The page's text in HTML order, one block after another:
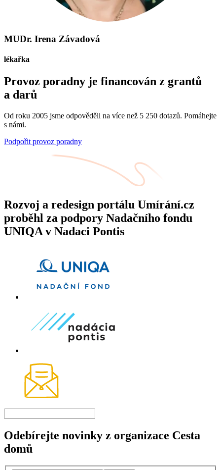
MUDr. Irena Závadová
lékařka
Provoz poradny je financován z grantů
a darů
Od roku 2005 jsme odpověděli na více než 5 250 dotazů. Pomáhejte
s námi.
Podpořit provoz poradny
Rozvoj a redesign portálu Umírání.cz
proběhl za podpory Nadačního fondu
UNIQA v Nadaci Pontis
Odebírejte novinky z organizace Cesta
domů